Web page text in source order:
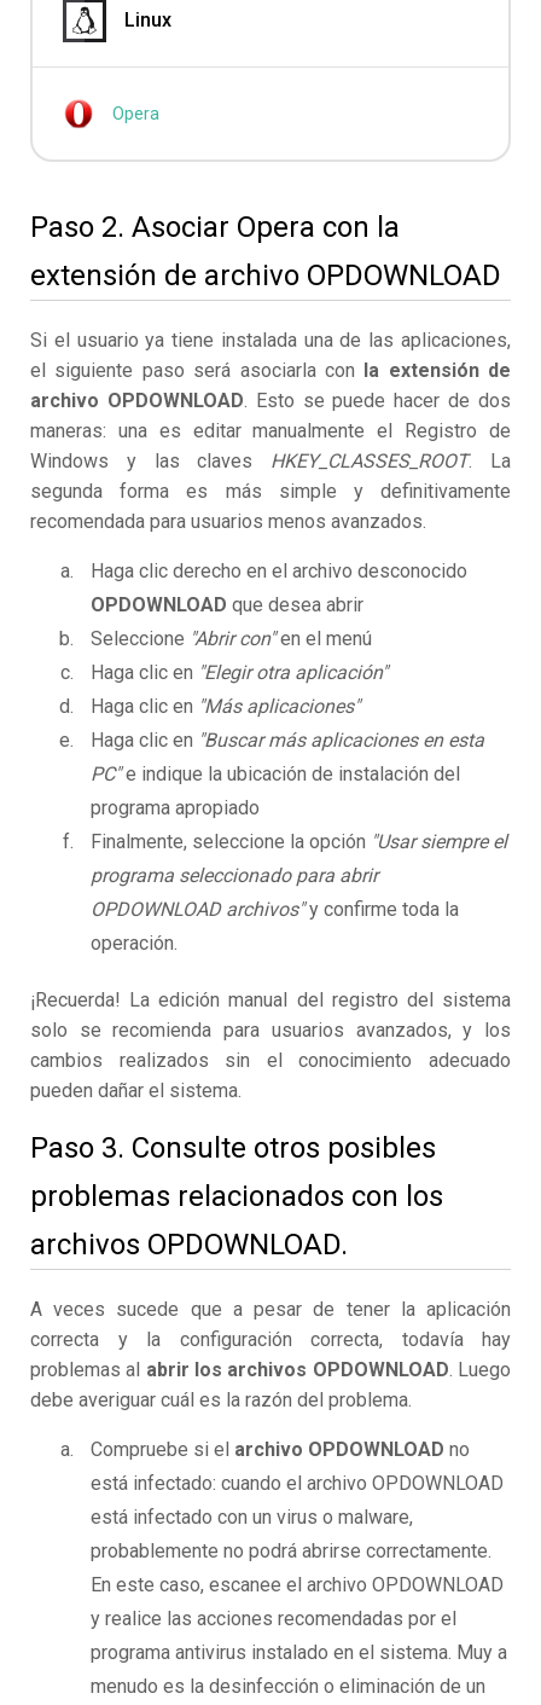
Linux
Opera
Paso 2. Asociar Opera con la
extensión de archivo OPDOWNLOAD
Si el usuario ya tiene instalada una de las aplicaciones,
el siguiente paso será asociarla con la extensión de
archivo OPDOWNLOAD. Esto se puede hacer de dos
maneras: una es editar manualmente el Registro de
Windows y las claves HKEY_CLASSES_ROOT. La
segunda forma es más simple y definitivamente
recomendada para usuarios menos avanzados.
Haga clic derecho en el archivo desconocido
OPDOWNLOAD que desea abrir
Seleccione "Abrir con"en el menú
Haga clic en "Elegir otra aplicación"
Haga clic en "Más aplicaciones"
Haga clic en "Buscar más aplicaciones en esta
PC"e indique la ubicación de instalación del
programa apropiado
Finalmente, seleccione la opción "Usar siempre el
programa seleccionado para abrir
OPDOWNLOAD archivos"y confirme toda la
operación.
¡Recuerda! La edición manual del registro del sistema
solo se recomienda para usuarios avanzados, y los
cambios realizados sin el conocimiento adecuado
pueden dañar el sistema.
Paso 3. Consulte otros posibles
problemas relacionados con los
archivos OPDOWNLOAD.
A veces sucede que a pesar de tener la aplicación
correcta y la configuración correcta, todavía hay
problemas al abrir los archivos OPDOWNLOAD. Luego
debe averiguar cuál es la razón del problema.
Compruebe si el archivo OPDOWNLOAD no
está infectado: cuando el archivo OPDOWNLOAD
está infectado con un virus o malware,
probablemente no podrá abrirse correctamente.
En este caso, escanee el archivo OPDOWNLOAD
y realice las acciones recomendadas por el
programa antivirus instalado en el sistema. Muy a
menudo es la desinfección o eliminación de un